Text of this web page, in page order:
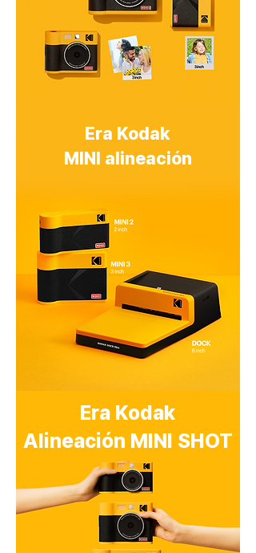
Era Kodak
​MINI alineación
Era Kodak
​Alineación MINI SHOT